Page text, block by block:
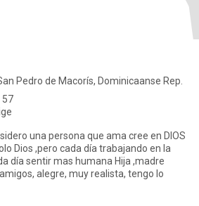
Pedro de Macorís, Dominicaanse Rep.
57
Dios ,pero cada día trabajando en la
humana Hija ,madre
,Hermana,amiga de los amigos, alegre, muy realista, tengo lo